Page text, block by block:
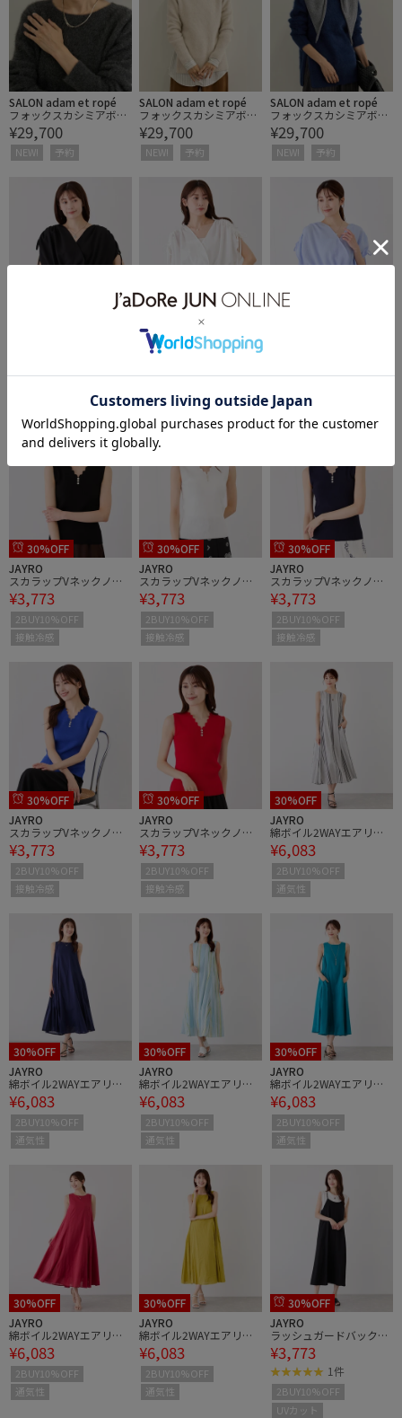
SALON adam et ropé
フォックスカシミアボー
トネックプルオーバー
¥29,700
NEW! 予約
SALON adam et ropé
フォックスカシミアボー
トネックプルオーバー
¥29,700
NEW! 予約
SALON adam et ropé
フォックスカシミアボー
トネックプルオーバー
¥29,700
NEW! 予約
30%OFF
JAYRO
カシュクールペプラムブ
30%OFF
JAYRO
スカラップVネックノー
スリーブニット
¥3,773
2BUY10%OFF
接触冷感
30%OFF
JAYRO
スカラップVネックノー
スリーブニット
¥3,773
2BUY10%OFF
接触冷感
30%OFF
JAYRO
スカラップVネックノー
スリーブニット
¥3,773
2BUY10%OFF
接触冷感
30%OFF
JAYRO
スカラップVネックノー
スリーブニット
¥3,773
2BUY10%OFF
接触冷感
30%OFF
JAYRO
スカラップVネックノー
スリーブニット
¥3,773
2BUY10%OFF
接触冷感
30%OFF
JAYRO
綿ボイル2WAYエアリー
フレアワンピース
¥6,083
2BUY10%OFF
通気性
30%OFF
JAYRO
綿ボイル2WAYエアリー
フレアワンピース
¥6,083
2BUY10%OFF
通気性
30%OFF
JAYRO
綿ボイル2WAYエアリー
フレアワンピース
¥6,083
2BUY10%OFF
通気性
30%OFF
JAYRO
綿ボイル2WAYエアリー
フレアワンピース
¥6,083
2BUY10%OFF
通気性
30%OFF
JAYRO
綿ボイル2WAYエアリー
フレアワンピース
¥6,083
2BUY10%OFF
通気性
30%OFF
JAYRO
綿ボイル2WAYエアリー
フレアワンピース
¥6,083
2BUY10%OFF
通気性
30%OFF
JAYRO
ラッシュガードバックリ
ボンワンピース
¥3,773
1件
2BUY10%OFF
UVカット